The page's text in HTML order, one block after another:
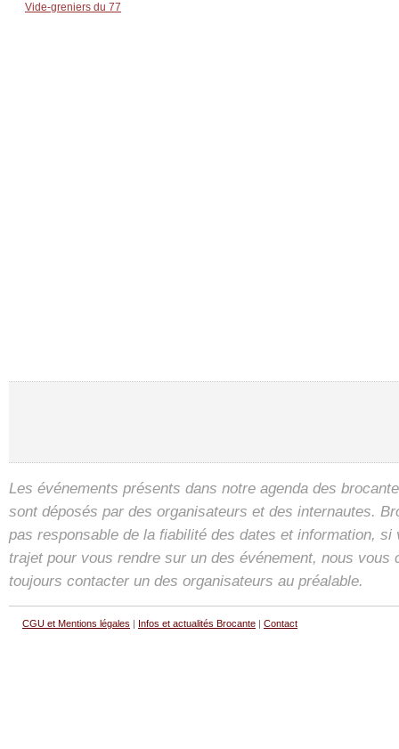
Vide-greniers du 77
Les événements présents dans notre agenda des
sont déposés par des organisateurs et des internautes.
pas responsable de la fiabilité des dates et information, si
trajet pour vous rendre sur un des événement, nous vous
toujours contacter un des organisateurs au préalable.
CGU et Mentions légales | Infos et actualités Brocante | Contact